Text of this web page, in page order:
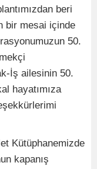
beri
bir mesai içinde
50.
İş ailesinin 50.
hayatımıza
Kütüphanemizde
kapanış